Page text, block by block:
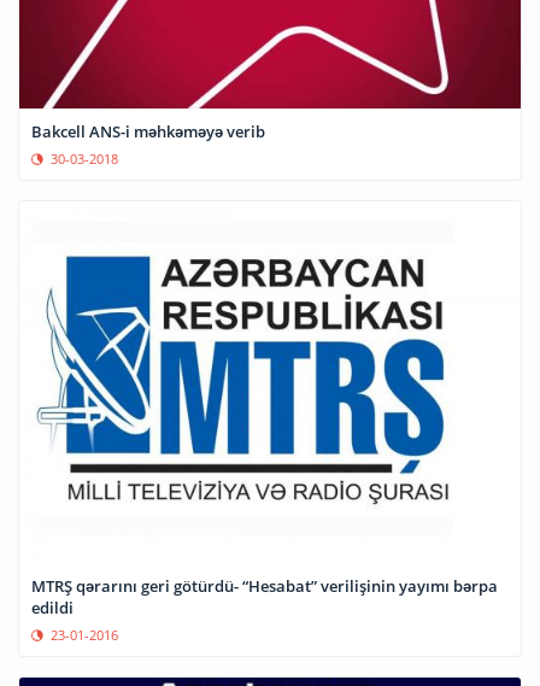
Bakcell ANS-i məhkəməyə verib
30-03-2018
MTRŞ qərarını geri götürdü- “Hesabat” verilişinin yayımı bərpa
edildi
23-01-2016